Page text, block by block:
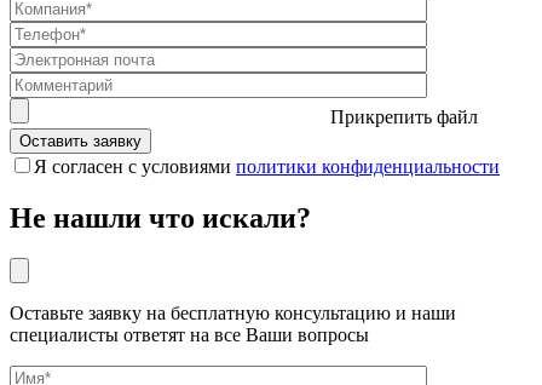
Прикрепить файл
Я согласен с условиями политики конфиденциальности
Не нашли что искали?
Оставьте заявку на бесплатную консультацию и наши
специалисты ответят на все Ваши вопросы